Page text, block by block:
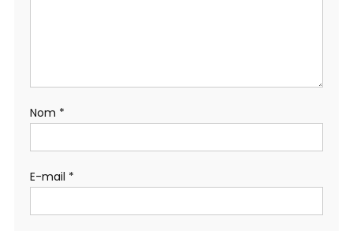
Nom *
E-mail *